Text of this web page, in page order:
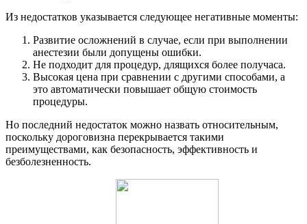
Из недостатков указывается следующее негативные моменты:
Развитие осложнений в случае, если при выполнении
анестезии были допущены ошибки.
Не подходит для процедур, длящихся более получаса.
Высокая цена при сравнении с другими способами, а
это автоматически повышает общую стоимость
процедуры.
Но последний недостаток можно назвать относительным,
поскольку дороговизна перекрывается такими
преимуществами, как безопасность, эффективность и
безболезненность.